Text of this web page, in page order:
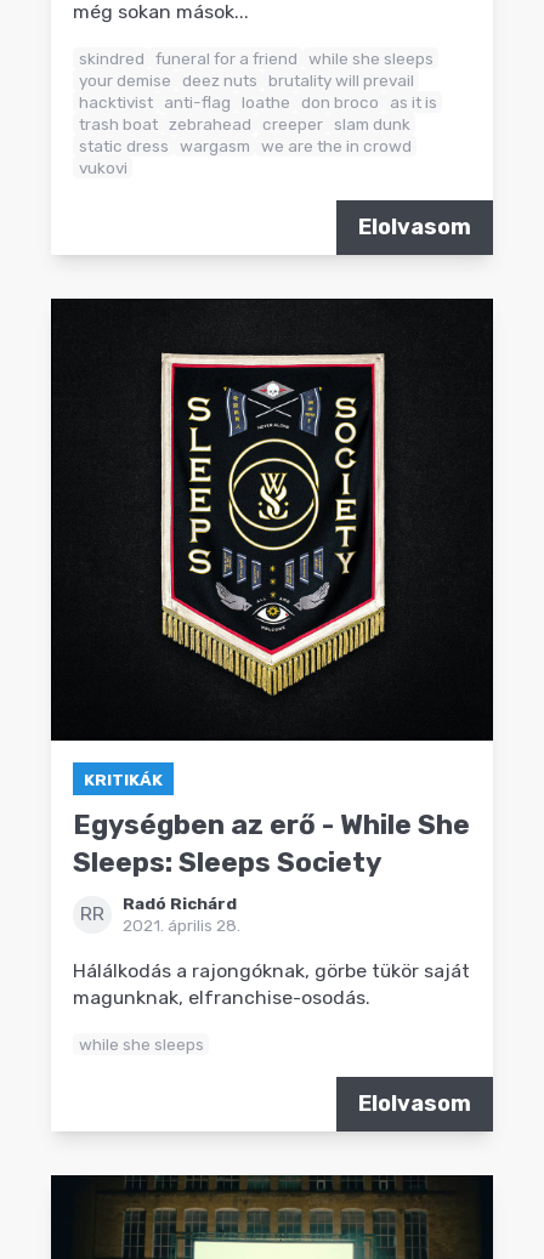
még sokan mások...
skindred funeral for a friend
while she sleeps
your demise
deez nuts
brutality will prevail
hacktivist
anti-flag loathe don broco
as it is
trash boat zebrahead creeper slam dunk
static dress
wargasm
we are the in crowd
vukovi
Elolvasom
KRITIKÁK
Egységben az erő - While She
Sleeps: Sleeps Society
RR
Radó Richárd
2021. április 28.
Hálálkodás a rajongóknak, görbe tükör saját
magunknak, elfranchise-osodás.
while she sleeps
Elolvasom